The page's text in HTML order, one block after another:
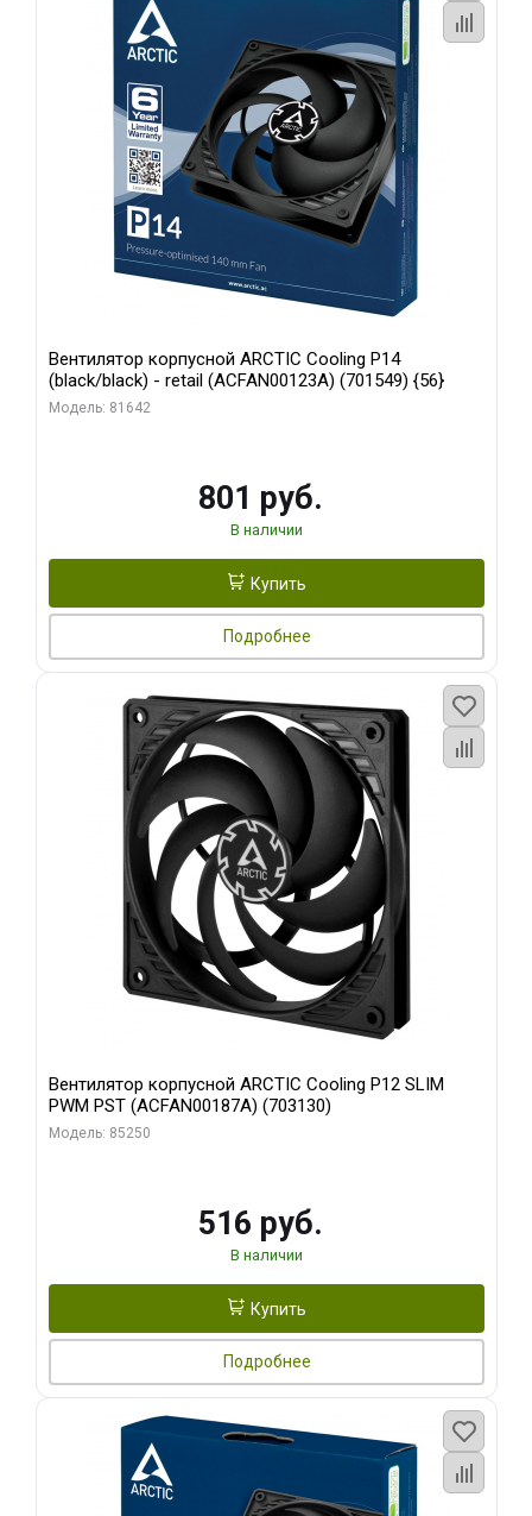
Вентилятор корпусной ARCTIC Cooling P14
(black/black) - retail (ACFAN00123A) (701549) {56}
Модель: 81642
801 руб.
В наличии
Купить
Подробнее
Вентилятор корпусной ARCTIC Cooling P12 SLIM
PWM PST (ACFAN00187A) (703130)
Модель: 85250
516 руб.
В наличии
Купить
Подробнее